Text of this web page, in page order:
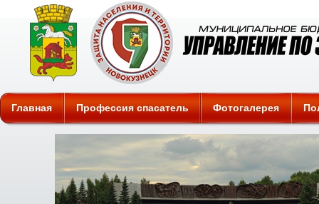
Защита
Главная Профессия спасатель Фотогалерея